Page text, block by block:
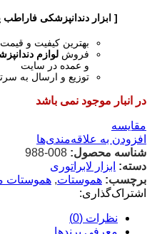
[ ابزار دندانپزشکی
بهترین کیفیت و
فروش لوازم
و عمده در سایت
توزیع و ارسال به
در انبار موجود نمی باشد
مقایسه
افزودن به علاقه‌مندی‌ها
شناسه محصول: 008-988
دسته: ابزار لابراتوری
برچسب: هموستات, هموستات
اشتراک‌گذاری:
نظرات (0)
معرفی برند‌ها